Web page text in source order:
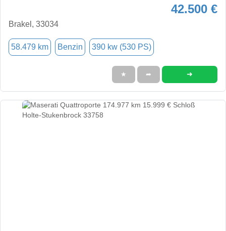
42.500 €
Brakel, 33034
58.479 km Benzin 390 kw (530 PS)
★ ➦ ➜